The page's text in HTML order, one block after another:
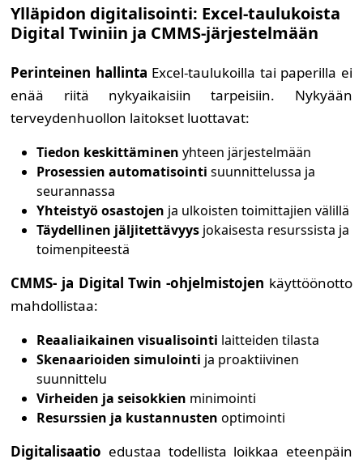
Ylläpidon digitalisointi: Excel-taulukoista
Digital Twiniin ja CMMS-järjestelmään
Perinteinen hallinta Excel-taulukoilla tai paperilla ei
enää riitä nykyaikaisiin tarpeisiin. Nykyään
terveydenhuollon laitokset luottavat:
Tiedon keskittäminen yhteen järjestelmään
Prosessien automatisointi suunnittelussa ja
seurannassa
Yhteistyö osastojen ja ulkoisten toimittajien välillä
Täydellinen jäljitettävyys jokaisesta resurssista ja
toimenpiteestä
CMMS- ja Digital Twin -ohjelmistojen käyttöönotto
mahdollistaa:
Reaaliaikainen visualisointi laitteiden tilasta
Skenaarioiden simulointi ja proaktiivinen
suunnittelu
Virheiden ja seisokkien minimointi
Resurssien ja kustannusten optimointi
Digitalisaatio edustaa todellista loikkaa eteenpäin